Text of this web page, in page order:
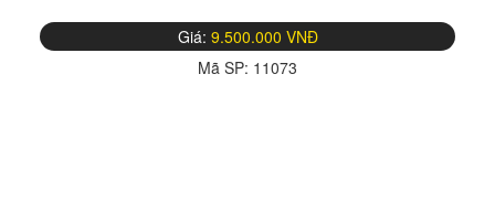
Giá: 9.500.000 VNĐ
Mã SP: 11073